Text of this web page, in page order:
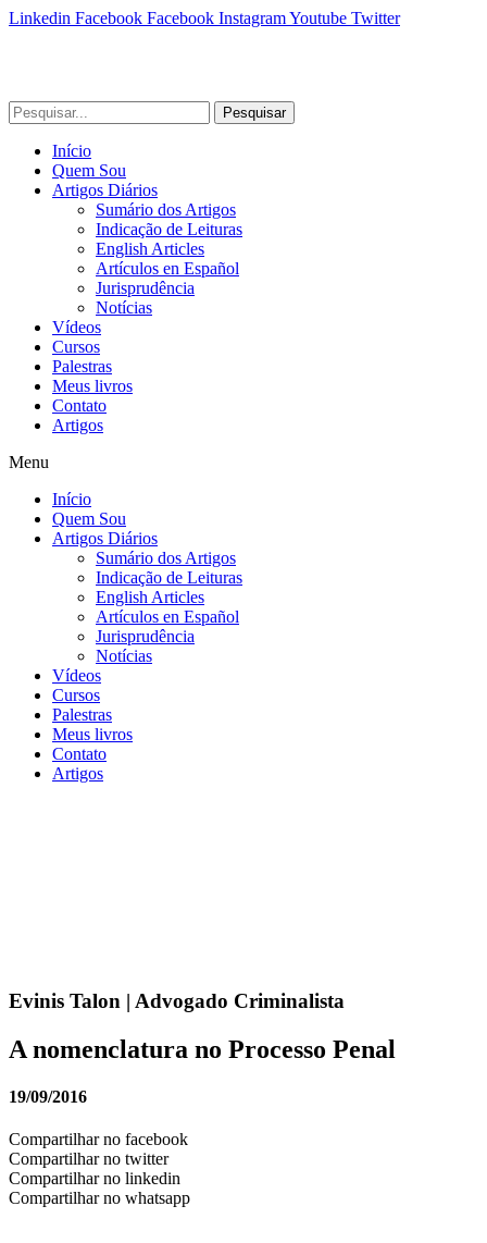
Linkedin Facebook Facebook InstagramYoutube Twitter
Pesquisar
Início
Quem Sou
Artigos Diários
Sumário dos Artigos
Indicação de Leituras
English Articles
Artículos en Español
Jurisprudência
Notícias
Vídeos
Cursos
Palestras
Meus livros
Contato
Artigos
Menu
Início
Quem Sou
Artigos Diários
Sumário dos Artigos
Indicação de Leituras
English Articles
Artículos en Español
Jurisprudência
Notícias
Vídeos
Cursos
Palestras
Meus livros
Contato
Artigos
Evinis Talon | Advogado Criminalista
A nomenclatura no Processo Penal
19/09/2016
Compartilhar no facebook
Compartilhar no twitter
Compartilhar no linkedin
Compartilhar no whatsapp